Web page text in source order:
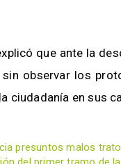
que ante la
observar los
ciudadanía en sus
presuntos malos